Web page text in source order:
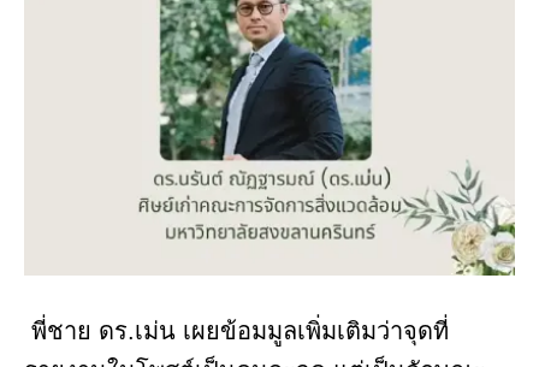
พี่ชาย ดร.เม่น เผยข้อมมูลเพิ่มเติมว่าจุดที่